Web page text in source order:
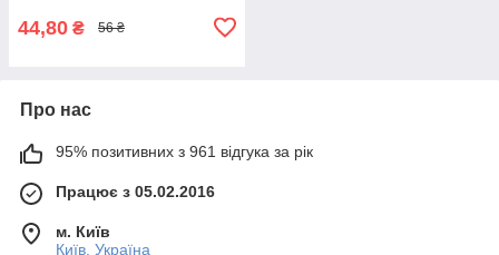
44,80 ₴ 56 ₴
Про нас
95% позитивних з 961 відгука за рік
Працює з 05.02.2016
м. Київ
Київ, Україна